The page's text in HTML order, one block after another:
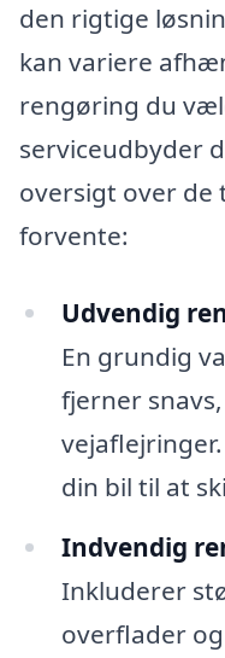
den rigtige
kan variere
rengøring du
serviceudbyder
oversigt over de
forvente:
Udvendig
En grundig
fjerner
din bil til at
Indvendig
Inkluderer
overflader